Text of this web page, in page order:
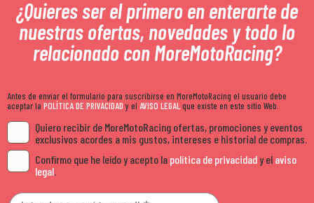
¿Quieres ser el primero en enterarte de
nuestras ofertas, novedades y todo lo
relacionado con MoreMotoRacing?
Antes de enviar el formulario para suscribirse en MoreMotoRacing el usuario debe
aceptar la POLÍTICA DE PRIVACIDADy el AVISO LEGALque existe en este sitio Web.
Quiero recibir de MoreMotoRacing ofertas, promociones y eventos
exclusivos acordes a mis gustos, intereses e historial de compras.
Confirmo que he leído y acepto la política de privacidady el aviso
legal